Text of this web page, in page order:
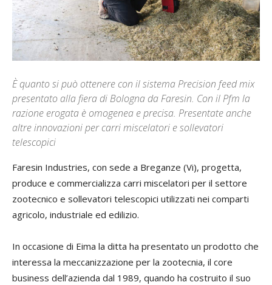
È quanto si può ottenere con il sistema Precision feed mix
presentato alla fiera di Bologna da Faresin. Con il Pfm la
razione erogata è omogenea e precisa. Presentate anche
altre innovazioni per carri miscelatori e sollevatori
telescopici
Faresin Industries, con sede a Breganze (Vi), progetta,
produce e commercializza carri miscelatori per il settore
zootecnico e sollevatori telescopici utilizzati nei comparti
agricolo, industriale ed edilizio.
In occasione di Eima la ditta ha presentato un prodotto che
interessa la meccanizzazione per la zootecnia, il core
business dell’azienda dal 1989, quando ha costruito il suo